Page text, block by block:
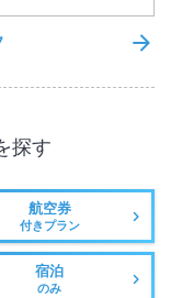
探す
航空券
付きプラン
宿泊
のみ